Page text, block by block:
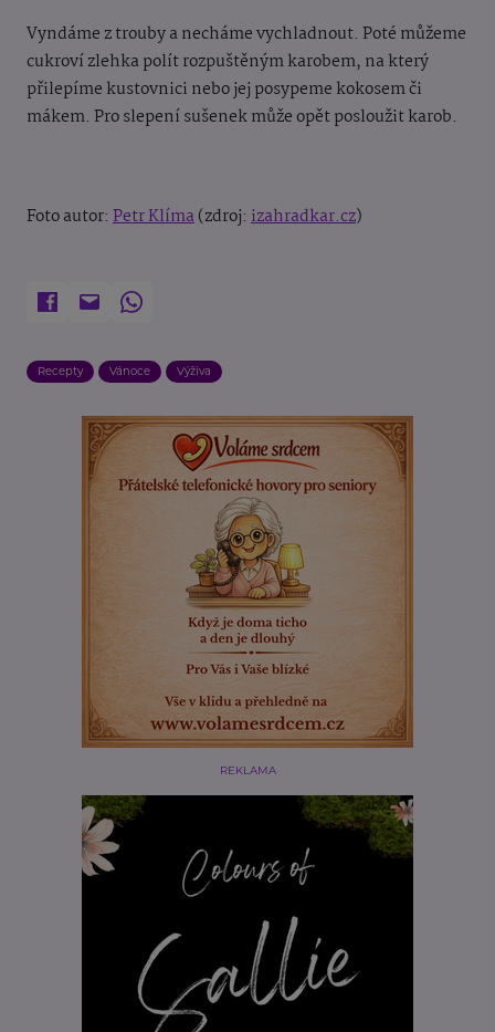
Vyndáme z trouby a necháme vychladnout. Poté můžeme
cukroví zlehka polít rozpuštěným karobem, na který
přilepíme kustovnici nebo jej posypeme kokosem či
mákem. Pro slepení sušenek může opět posloužit karob.
Foto autor: Petr Klíma(zdroj: izahradkar.cz)
Recepty Vánoce Výživa
REKLAMA